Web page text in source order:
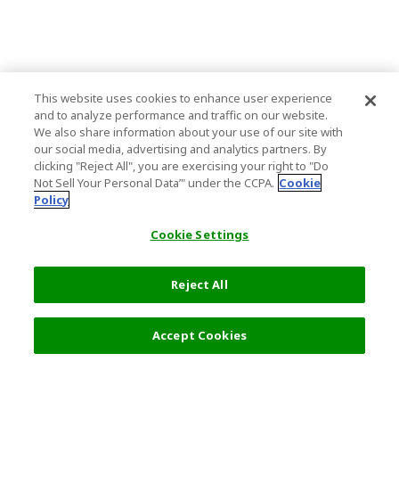
This website uses cookies to enhance user experience
and to analyze performance and traffic on our website.
We also share information about your use of our site with
our social media, advertising and analytics partners. By
clicking "Reject All", you are exercising your right to "Do
Not Sell Your Personal Data’" under the CCPA. Cookie
Policy
Cookie Settings
Reject All
Accept Cookies